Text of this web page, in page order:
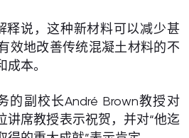
释说，这种新材料可以减少甚
效地改善传统混凝土材料的不
本。
的副校长André Brown教授对
讲席教授表示祝贺，并对“他迄